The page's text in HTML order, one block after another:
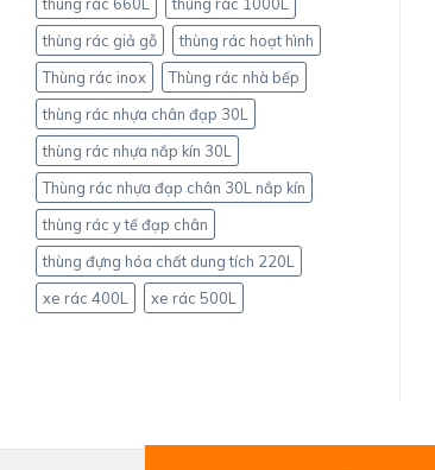
thùng rác giả gỗ
thùng rác hoạt hình
Thùng rác inox
Thùng rác nhà bếp
thùng rác nhựa chân đạp 30L
thùng rác nhựa nắp kín 30L
Thùng rác nhựa đạp chân 30L nắp kín
thùng rác y tế đạp chân
thùng đựng hóa chất dung tích 220L
xe rác 400L
xe rác 500L